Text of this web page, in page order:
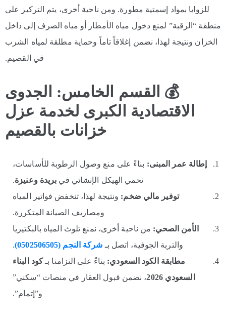
للزوايا بمواد إسمتية مطورة. ومن ناحية أخرى، يتم التركيز على
منطقة “الرقبة” لمنع دخول مياه الأمطار أو مياه الصرف إلى داخل
الخزان ونتيجة لهذا، نضمن إغلاقاً تاماً وحماية مطلقة لمياه الشرب
في القصيم.
💰 القسم الخامس: الجدوى
الاقتصادية الكبرى لخدمة عزل
خزانات بالقصيم
إطالة عمر المبنى: بناءً على منع وصول الرطوبة للأساسات،
نحمي الهيكل الإنشائي في بريدة وعنيزة.
توفير مالي ضخم: ونتيجة لهذا، تنخفض فواتير المياه
ومصاريف الصيانة المتكررة.
الأمن الصحي: من ناحية أخرى، نمنع تلوث المياه بالبكتيريا
والتربة الجوفية، اتصل بـ شركة النجم (0502506505 )
.
مطابقة الكود السعودي: بناءً على التزامنا بـكود البناء
السعودي 2026
، نضمن قبول العقار في منصات “سكني”
و”إتمام”.